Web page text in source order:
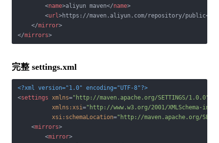
<name>aliyun maven</name>
<url>https://maven.aliyun.com/repository/public</
</mirror>
</mirrors>
完整 settings.xml
<?xml version="1.0" encoding="UTF-8"?>
<settings xmlns="http://maven.apache.org/SETTINGS/1.0.0"
xmlns:xsi="http://www.w3.org/2001/XMLSchema-
xsi:schemaLocation="http://maven.apache.org/
<mirrors>
<mirror>